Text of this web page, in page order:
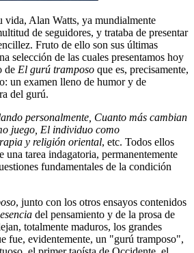
vida, Alan Watts, ya mundialmente
de seguidores, y trataba de presentar
Fruto de ello son sus últimas
selección de las cuales presentamos hoy
de El gurú tramposo que es, precisamente,
un examen lleno de humor y de
del gurú.
personalmente, Cuanto más cambian
juego, El individuo como
y religión oriental, etc. Todos ellos
tarea indagatoria, permanentemente
fundamentales de la condición
, junto con los otros ensayos contenidos
del pensamiento y de la prosa de
totalmente maduros, los grandes
fue, evidentemente, un "gurú tramposo",